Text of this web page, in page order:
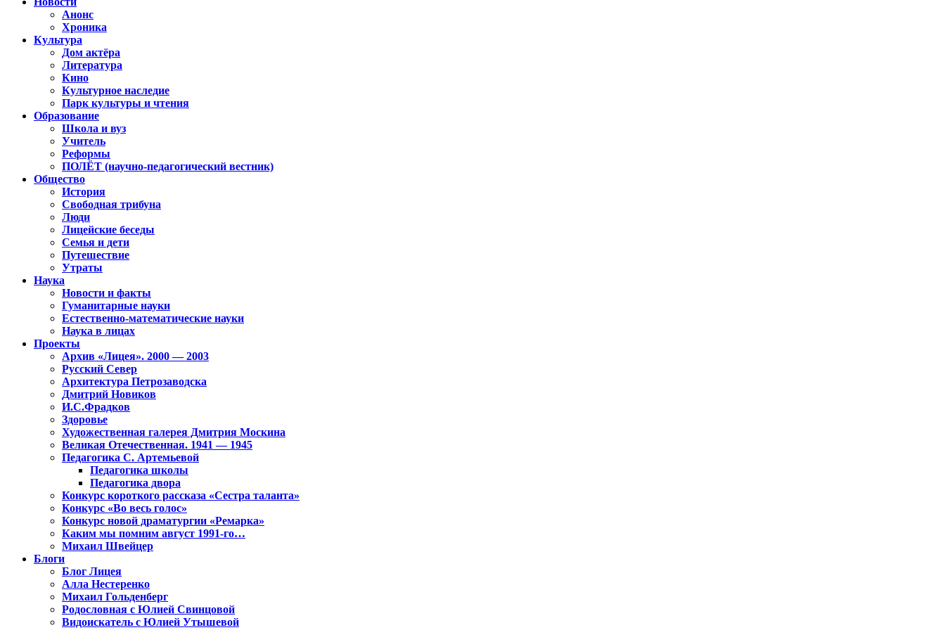
Анонс
Хроника
Культура
Дом актёра
Литература
Кино
Культурное наследие
Парк культуры и чтения
Образование
Школа и вуз
Учитель
Реформы
ПОЛЁТ (научно-педагогический вестник)
Общество
История
Свободная трибуна
Люди
Лицейские беседы
Семья и дети
Путешествие
Утраты
Наука
Новости и факты
Гуманитарные науки
Естественно-математические науки
Наука в лицах
Проекты
Архив «Лицея». 2000 — 2003
Русский Север
Архитектура Петрозаводска
Дмитрий Новиков
И.С.Фрадков
Здоровье
Художественная галерея Дмитрия Москина
Великая Отечественная. 1941 — 1945
Педагогика С. Артемьевой
Педагогика школы
Педагогика двора
Конкурс короткого рассказа «Сестра таланта»
Конкурс «Во весь голос»
Конкурс новой драматургии «Ремарка»
Каким мы помним август 1991-го…
Михаил Швейцер
Блоги
Блог Лицея
Алла Нестеренко
Михаил Гольденберг
Родословная с Юлией Свинцовой
Видоискатель с Юлией Утышевой